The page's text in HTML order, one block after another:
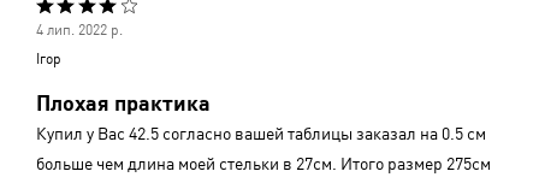
Оцінено
4
5
4 лип. 2022 р.
Ігор
Плохая практика
Купил у Вас 42.5 согласно вашей таблицы заказал на 0.5 см
больше чем длина моей стельки в 27см. Итого размер 275см